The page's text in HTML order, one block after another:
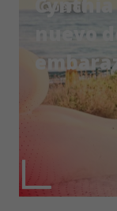
nuevo